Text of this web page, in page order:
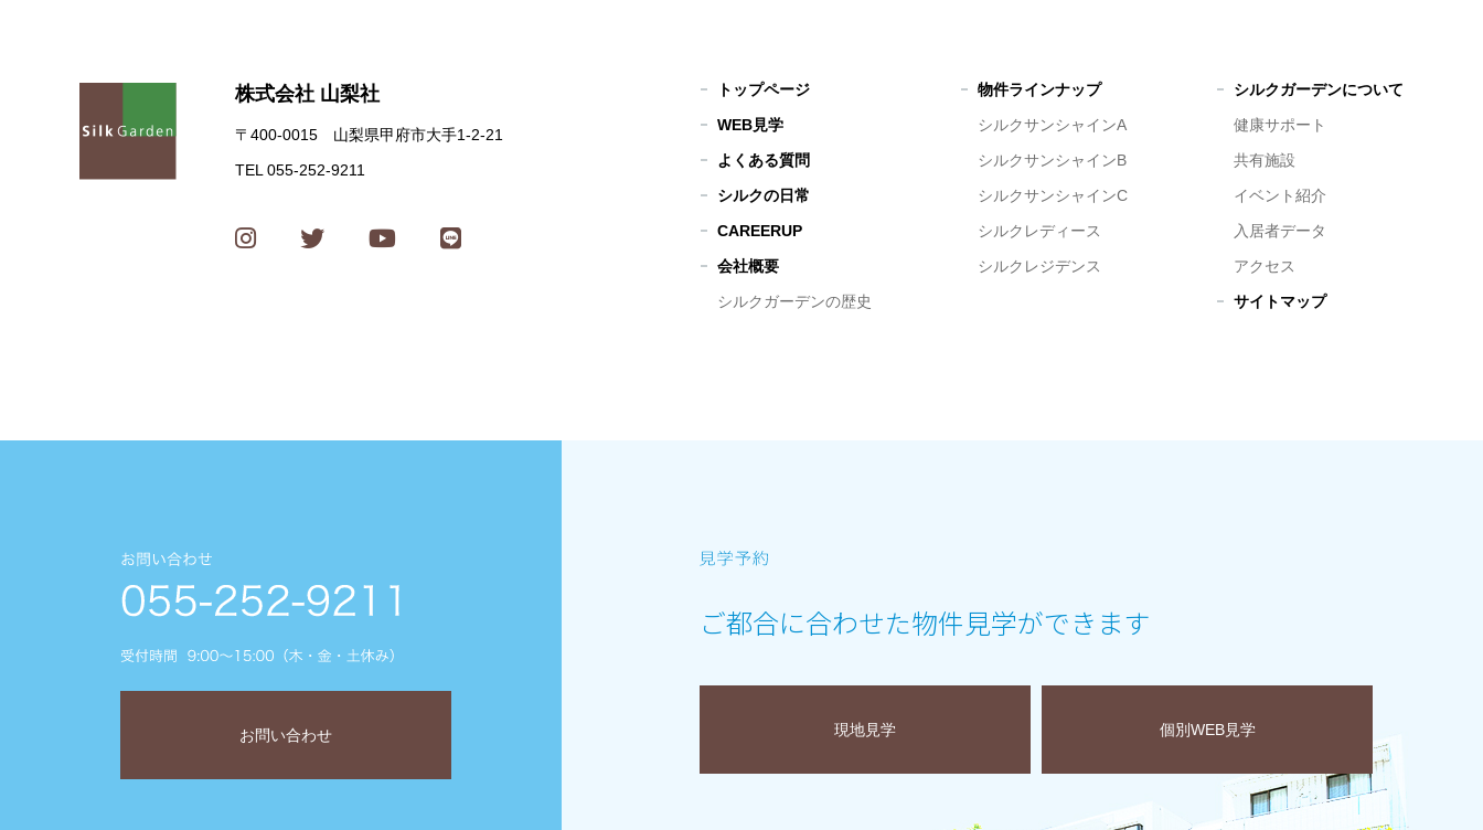
株式会社 山梨社
〒400-0015 山梨県甲府市大手1-2-21
TEL 055-252-9211
トップページ
WEB見学
よくある質問
シルクの日常
CAREERUP
会社概要
シルクガーデンの歴史
物件ラインナップ
シルクサンシャインA
シルクサンシャインB
シルクサンシャインC
シルクレディース
シルクレジデンス
シルクガーデンについて
健康サポート
共有施設
イベント紹介
入居者データ
アクセス
サイトマップ
お問い合わせ
ご都合に合わせた物件見学ができます
現地見学 個別WEB見学